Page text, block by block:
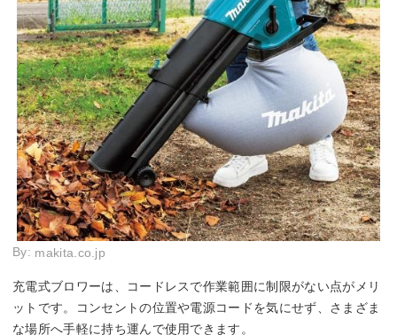
By: makita.co.jp
充電式ブロワーは、コードレスで作業範囲に制限がない点がメリ
ットです。コンセントの位置や電源コードを気にせず、さまざま
な場所へ手軽に持ち運んで使用できます。